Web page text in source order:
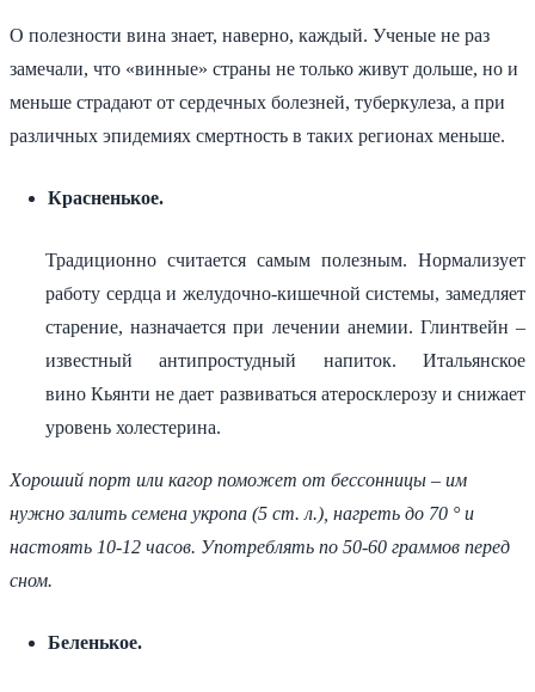
О полезности вина знает, наверно, каждый. Ученые не раз
замечали, что «винные» страны не только живут дольше, но и
меньше страдают от сердечных болезней, туберкулеза, а при
различных эпидемиях смертность в таких регионах меньше.
Красненькое.
Традиционно считается самым полезным. Нормализует
работу сердца и желудочно-кишечной системы, замедляет
старение, назначается при лечении анемии. Глинтвейн –
известный антипростудный напиток. Итальянское
вино Кьянти не дает развиваться атеросклерозу и снижает
уровень холестерина.
Хороший порт или кагор поможет от бессонницы – им
нужно залить семена укропа (5 ст. л.), нагреть до 70 ° и
настоять 10-12 часов. Употреблять по 50-60 граммов перед
сном.
Беленькое.